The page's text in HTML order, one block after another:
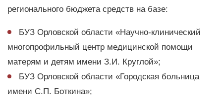
регионального бюджета средств на базе:
БУЗ Орловской области «Научно-клинический
многопрофильный центр медицинской помощи
матерям и детям имени З.И. Круглой»;
БУЗ Орловской области «Городская больница
имени С.П. Боткина»;